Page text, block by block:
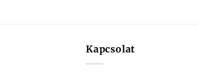
Kapcsolat